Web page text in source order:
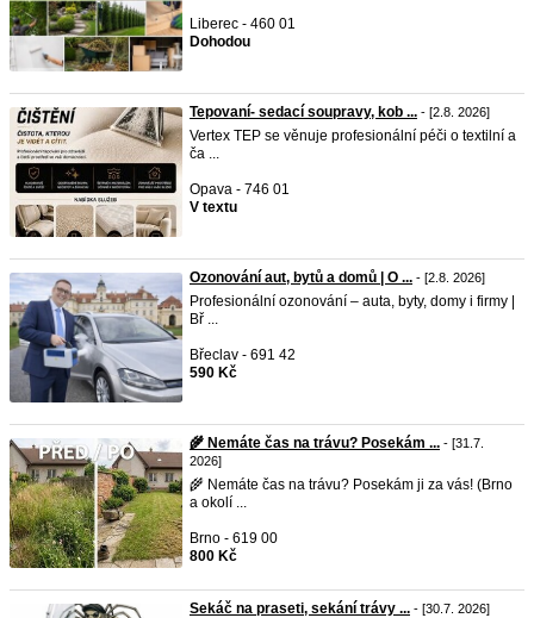
Liberec - 460 01
Dohodou
Tepovaní- sedací soupravy, kob ... - [2.8. 2026]
Vertex TEP se věnuje profesionální péči o textilní a
ča ...
Opava - 746 01
V textu
Ozonování aut, bytů a domů | O ... - [2.8. 2026]
Profesionální ozonování – auta, byty, domy i firmy |
Bř ...
Břeclav - 691 42
590 Kč
🌾 Nemáte čas na trávu? Posekám ... - [31.7.
2026]
🌾 Nemáte čas na trávu? Posekám ji za vás! (Brno
a okolí ...
Brno - 619 00
800 Kč
Sekáč na praseti, sekání trávy ... - [30.7. 2026]